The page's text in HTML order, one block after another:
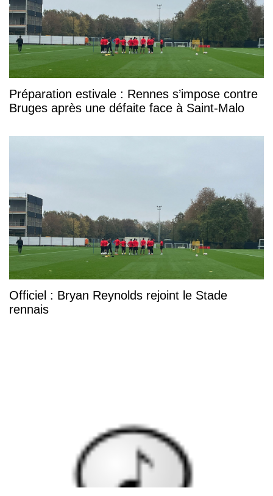
Préparation estivale : Rennes s’impose contre
Bruges après une défaite face à Saint-Malo
Officiel : Bryan Reynolds rejoint le Stade
rennais